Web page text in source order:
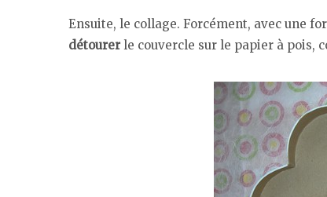
Ensuite, le collage. Forcément, avec une
détourer le couvercle sur le papier à pois,